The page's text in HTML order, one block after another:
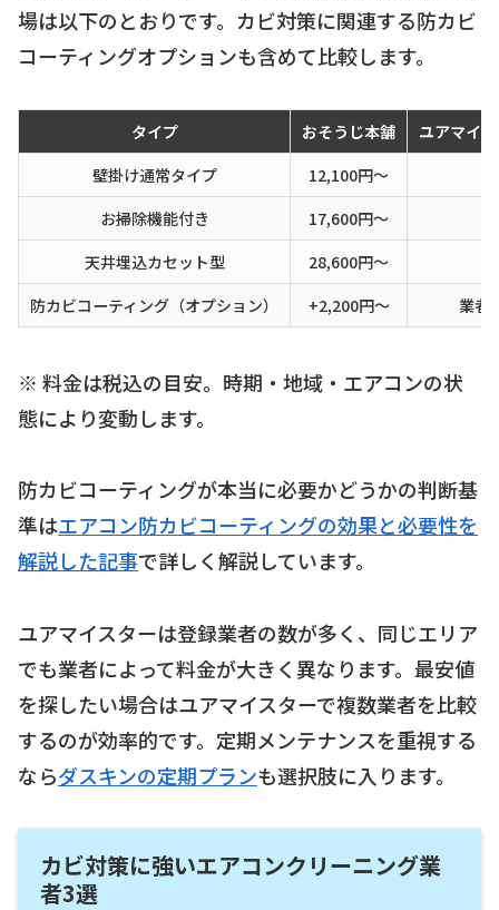
場は以下のとおりです。カビ対策に関連する防カビ
コーティングオプションも含めて比較します。
タイプ おそうじ本舗
ユアマイ
壁掛け通常タイプ
12,100円〜
お掃除機能付き
17,600円〜
天井埋込カセット型
28,600円〜
防カビコーティング（オプション）
+2,200円〜 業者
※ 料金は税込の目安。時期・地域・エアコンの状
態により変動します。
防カビコーティングが本当に必要かどうかの判断基
準はエアコン防カビコーティングの効果と必要性を
解説した記事で詳しく解説しています。
ユアマイスターは登録業者の数が多く、同じエリア
でも業者によって料金が大きく異なります。最安値
を探したい場合はユアマイスターで複数業者を比較
するのが効率的です。定期メンテナンスを重視する
ならダスキンの定期プランも選択肢に入ります。
カビ対策に強いエアコンクリーニング業
者3選